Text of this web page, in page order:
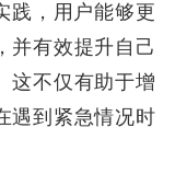
践，用户能够更
并有效提升自己
这不仅有助于增
遇到紧急情况时